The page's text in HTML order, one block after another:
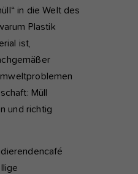
in die Welt des
Plastik
ist,
Müll
und richtig